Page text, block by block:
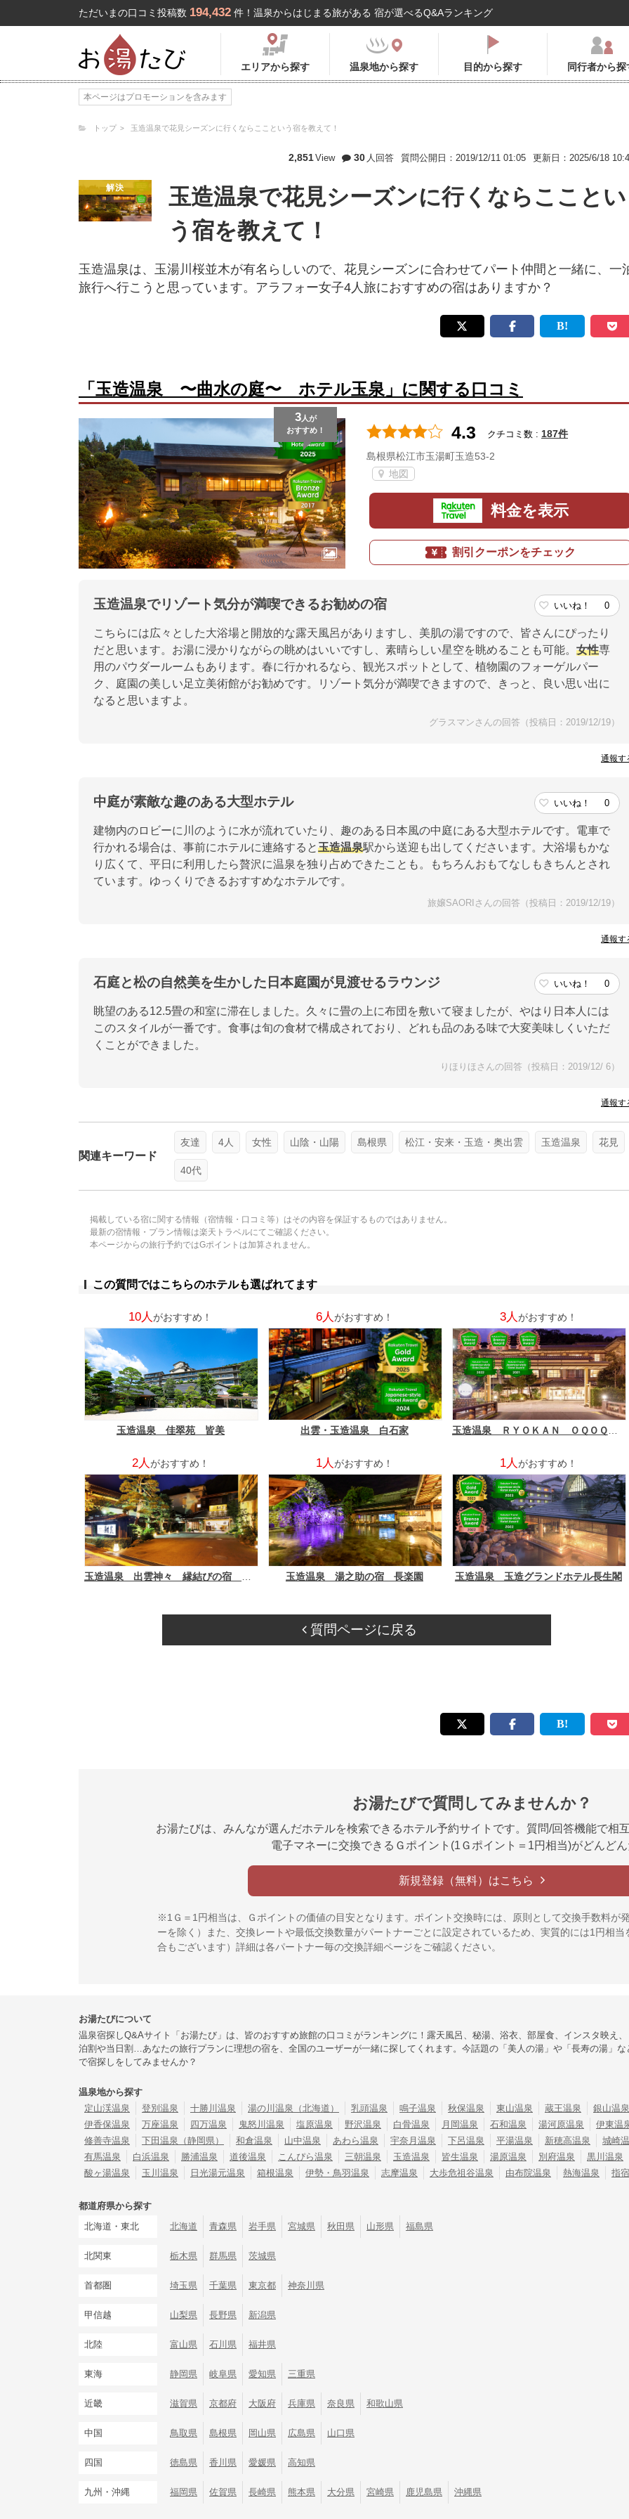
ただいまの口コミ投稿数 194,432 件！温泉からはじまる旅がある 宿が選べるQ&Aランキング
エリアから探す 温泉地から探す 目的から探す 同行者から探
本ページはプロモーションを含みます
トップ 玉造温泉で花見シーズンに行くならここという宿を教えて！
2,851View 30 人回答 質問公開日：2019/12/11 01:05 更新日：2025/6/18
解決
玉造温泉で花見シーズンに行くならこことい
う宿を教えて！
玉造温泉は、玉湯川桜並木が有名らしいので、花見シーズンに合わせてパート仲間と一緒に、一
旅行へ行こうと思っています。アラフォー女子4人旅におすすめの宿はありますか？
「玉造温泉 〜曲水の庭〜 ホテル玉泉」に関する口コミ
3人が
おすすめ！
4.3 クチコミ数 : 187件
島根県松江市玉湯町玉造53-2
地図
料金を表示
割引クーポンをチェック
玉造温泉でリゾート気分が満喫できるお勧めの宿 いいね！ 0
こちらには広々とした大浴場と開放的な露天風呂がありますし、美肌の湯ですので、皆さんにぴったり
だと思います。お湯に浸かりながらの眺めはいいですし、素晴らしい星空を眺めることも可能。 女性専
用のパウダールームもあります。春に行かれるなら、観光スポットとして、植物園のフォーゲルパー
ク、庭園の美しい足立美術館がお勧めです。リゾート気分が満喫できますので、きっと、良い思い出に
なると思いますよ。
グラスマンさんの回答（投稿日：2019/12/19）
通報す
中庭が素敵な趣のある大型ホテル いいね！ 0
建物内のロビーに川のように水が流れていたり、趣のある日本風の中庭にある大型ホテルです。電車で
行かれる場合は、事前にホテルに連絡すると玉造温泉駅から送迎も出してくださいます。大浴場もかな
り広くて、平日に利用したら贅沢に温泉を独り占めできたことも。もちろんおもてなしもきちんとされ
ています。ゆっくりできるおすすめなホテルです。
旅嬢SAORIさんの回答（投稿日：2019/12/19）
通報す
石庭と松の自然美を生かした日本庭園が見渡せるラウンジ いいね！ 0
眺望のある12.5畳の和室に滞在しました。久々に畳の上に布団を敷いて寝ましたが、やはり日本人には
このスタイルが一番です。食事は旬の食材で構成されており、どれも品のある味で大変美味しくいただ
くことができました。
りほりほさんの回答（投稿日：2019/12/ 6）
通報す
関連キーワード
友達 4人 女性 山陰・山陽 島根県 松江・安来・玉造・奥出雲 玉造温泉 花見
40代
掲載している宿に関する情報（宿情報・口コミ等）はその内容を保証するものではありません。
最新の宿情報・プラン情報は楽天トラベルにてご確認ください。
本ページからの旅行予約ではGポイントは加算されません。
この質問ではこちらのホテルも選ばれてます
10人がおすすめ！
玉造温泉 佳翠苑 皆美
6人がおすすめ！
出雲・玉造温泉 白石家
3人がおすすめ！
2人がおすすめ！ 1人がおすすめ！
玉造温泉 湯之助の宿 長楽園
1人がおすすめ！
玉造温泉 玉造グランドホテル長生閣
質問ページに戻る
お湯たびで質問してみませんか？
お湯たびは、みんなが選んだホテルを検索できるホテル予約サイトです。質問/回答機能で相
電子マネーに交換できるＧポイント(1Ｇポイント＝1円相当)がどんど
新規登録（無料）はこちら
※1Ｇ＝1円相当は、Ｇポイントの価値の目安となります。ポイント交換時には、原則として交換手数料が
ーを除く）また、交換レートや最低交換数量がパートナーごとに設定されているため、実質的には1円相
合もございます）詳細は各パートナー毎の交換詳細ページをご確認ください。
お湯たびについて
温泉宿探しQ&Aサイト「お湯たび」は、皆のおすすめ旅館の口コミがランキングに！露天風呂、秘湯、浴衣、部屋食、インスタ映え
泊割や当日割…あなたの旅行プランに理想の宿を、全国のユーザーが一緒に探してくれます。今話題の「美人の湯」や「長寿の湯」な
で宿探しをしてみませんか？
温泉地から探す
定山渓温泉
登別温泉 十勝川温泉 湯の川温泉（北海道） 乳頭温泉 鳴子温泉 秋保温泉 東山温泉 蔵王温泉
銀山温泉
伊香保温泉
万座温泉 四万温泉 鬼怒川温泉 塩原温泉 野沢温泉 白骨温泉 月岡温泉 石和温泉 湯河原温泉
伊東温
修善寺温泉
下田温泉（静岡県） 和倉温泉 山中温泉 あわら温泉 宇奈月温泉 下呂温泉 平湯温泉 新穂高温泉
城崎
有馬温泉
白浜温泉 勝浦温泉 道後温泉 こんぴら温泉 三朝温泉 玉造温泉 皆生温泉 湯原温泉 別府温泉
黒川温泉
酸ヶ湯温泉
玉川温泉 日光湯元温泉 箱根温泉 伊勢・鳥羽温泉 志摩温泉 大歩危祖谷温泉 由布院温泉 熱海温泉 指
都道府県から探す
北海道・東北
北海道 青森県 岩手県 宮城県 秋田県 山形県 福島県
北関東 栃木県 群馬県 茨城県
首都圏 埼玉県 千葉県 東京都 神奈川県
甲信越 山梨県 長野県 新潟県
北陸 富山県 石川県 福井県
東海 静岡県 岐阜県 愛知県 三重県
近畿 滋賀県 京都府 大阪府 兵庫県 奈良県 和歌山県
中国 鳥取県 島根県 岡山県 広島県 山口県
四国 徳島県 香川県 愛媛県 高知県
九州・沖縄 福岡県 佐賀県 長崎県 熊本県 大分県 宮崎県 鹿児島県 沖縄県